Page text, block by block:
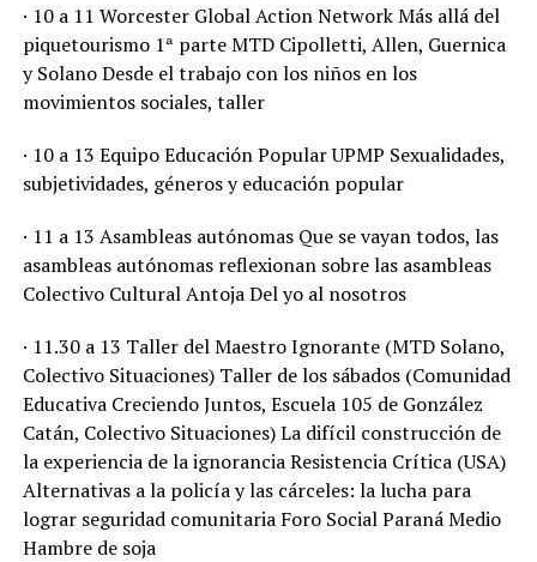
· 10 a 11 Worcester Global Action Network Más allá del
piquetourismo 1ª parte MTD Cipolletti, Allen, Guernica
y Solano Desde el trabajo con los niños en los
movimientos sociales, taller
· 10 a 13 Equipo Educación Popular UPMP Sexualidades,
subjetividades, géneros y educación popular
· 11 a 13 Asambleas autónomas Que se vayan todos, las
asambleas autónomas reflexionan sobre las asambleas
Colectivo Cultural Antoja Del yo al nosotros
· 11.30 a 13 Taller del Maestro Ignorante (MTD Solano,
Colectivo Situaciones) Taller de los sábados (Comunidad
Educativa Creciendo Juntos, Escuela 105 de González
Catán, Colectivo Situaciones) La difícil construcción de
la experiencia de la ignorancia Resistencia Crítica (USA)
Alternativas a la policía y las cárceles: la lucha para
lograr seguridad comunitaria Foro Social Paraná Medio
Hambre de soja